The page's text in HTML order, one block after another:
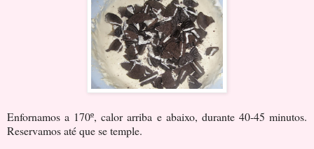
Enfornamos a 170º, calor arriba e abaixo, durante 40-45 minutos.
Reservamos até que se temple.